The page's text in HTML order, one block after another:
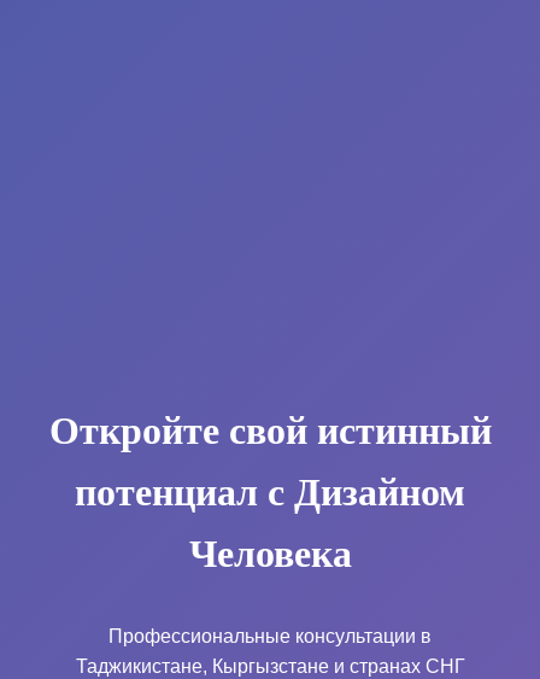
Откройте свой истинный
потенциал с Дизайном
Человека
Профессиональные консультации в
Таджикистане, Кыргызстане и странах СНГ